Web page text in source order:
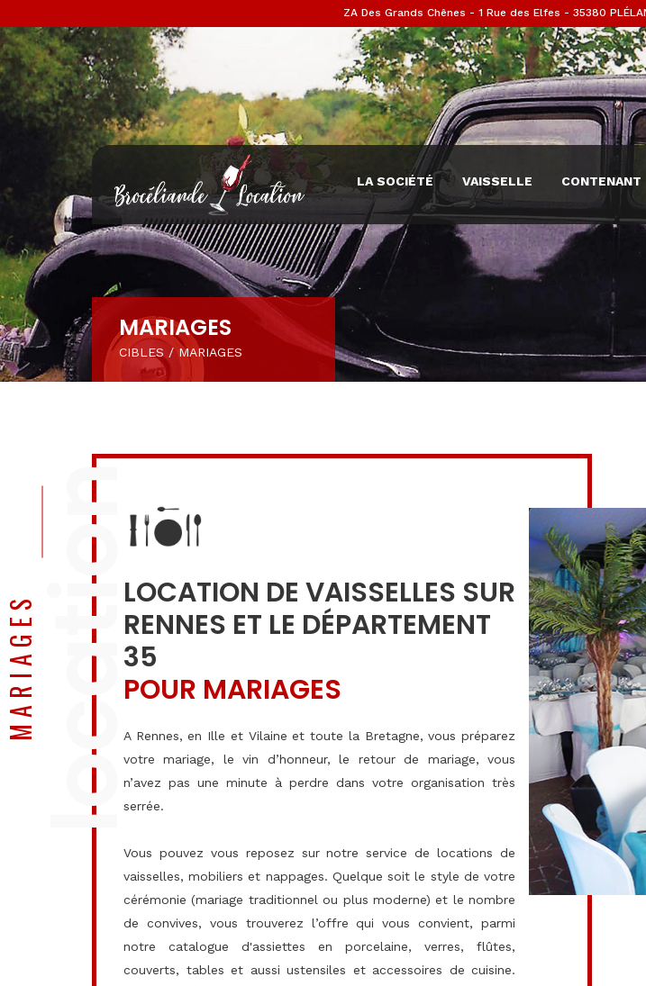
ZA Des Grands Chênes - 1 Rue des Elfes - 35380
LA SOCIÉTÉ VAISSELLE CONTENANT
MARIAGES
CIBLES / MARIAGES
location
MARIAGES
LOCATION DE VAISSELLES SUR
RENNES ET LE DÉPARTEMENT
35
POUR MARIAGES
A Rennes, en Ille et Vilaine et toute la Bretagne, vous préparez
votre mariage, le vin d’honneur, le retour de mariage, vous
n’avez pas une minute à perdre dans votre organisation très
serrée.
Vous pouvez vous reposez sur notre service de locations de
vaisselles, mobiliers et nappages. Quelque soit le style de votre
cérémonie (mariage traditionnel ou plus moderne) et le nombre
de convives, vous trouverez l’offre qui vous convient, parmi
notre catalogue d'assiettes en porcelaine, verres, flûtes,
couverts, tables et aussi ustensiles et accessoires de cuisine.